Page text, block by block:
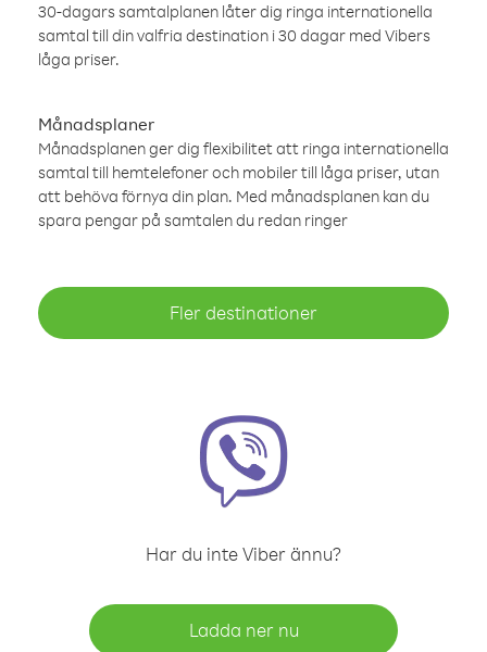
30-dagars samtalplanen låter dig ringa internationella
samtal till din valfria destination i 30 dagar med Vibers
låga priser.
Månadsplaner
Månadsplanen ger dig flexibilitet att ringa internationella
samtal till hemtelefoner och mobiler till låga priser, utan
att behöva förnya din plan. Med månadsplanen kan du
spara pengar på samtalen du redan ringer
Fler destinationer
Har du inte Viber ännu?
Ladda ner nu